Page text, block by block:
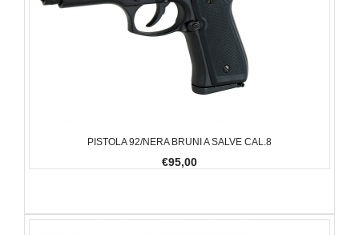
PISTOLA 92/NERA BRUNI A SALVE CAL.8
€95,00